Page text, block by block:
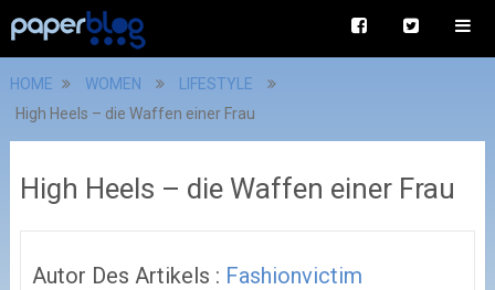
HOME WOMEN
LIFESTYLE
High Heels – die Waffen einer Frau
High Heels – die Waffen einer Frau
Autor Des Artikels : Fashionvictim